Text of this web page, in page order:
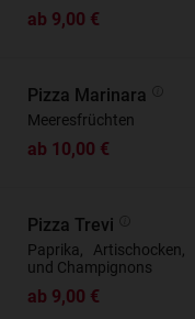
ab 9,00 €
Pizza Marinara
Meeresfrüchten
ab 10,00 €
Pizza Trevi
Paprika, Artischocken,
und Champignons
ab 9,00 €